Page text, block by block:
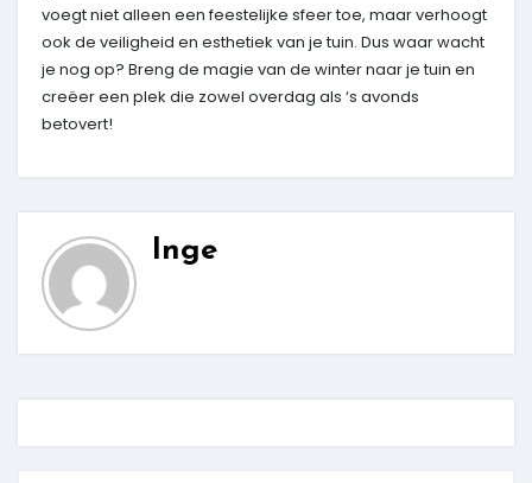
voegt niet alleen een feestelijke sfeer toe, maar verhoogt
ook de veiligheid en esthetiek van je tuin. Dus waar wacht
je nog op? Breng de magie van de winter naar je tuin en
creëer een plek die zowel overdag als ‘s avonds
betovert!
Inge